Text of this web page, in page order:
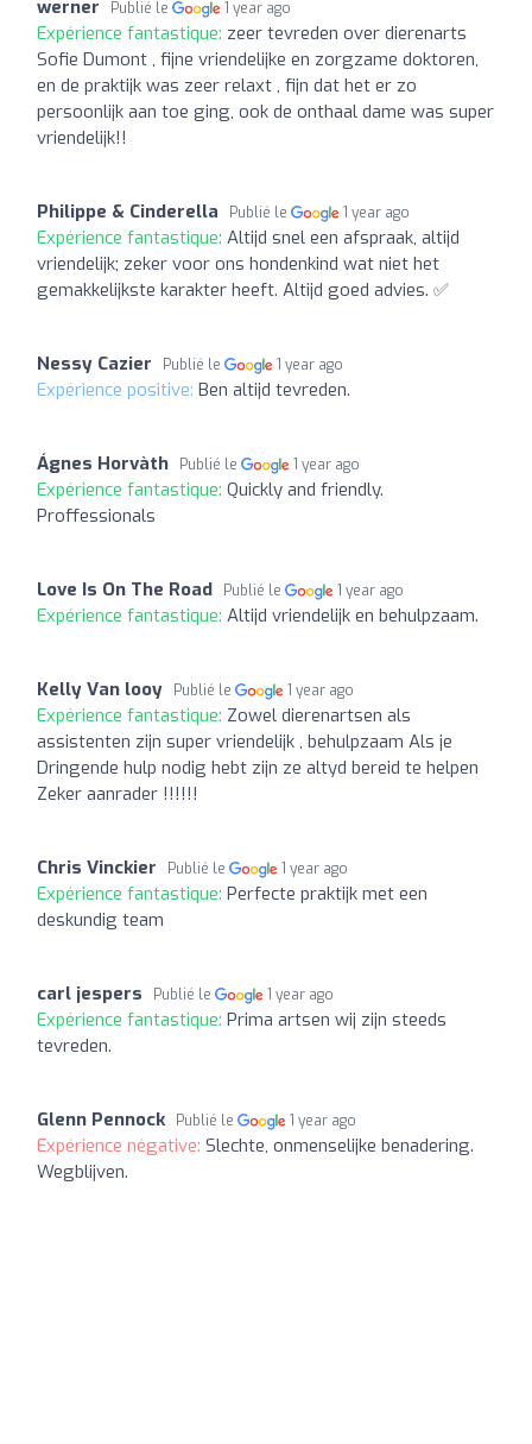
werner Publié le 1 year ago
Expérience fantastique: zeer tevreden over dierenarts
Sofie Dumont , fijne vriendelijke en zorgzame doktoren,
en de praktijk was zeer relaxt , fijn dat het er zo
persoonlijk aan toe ging, ook de onthaal dame was super
vriendelijk!!
Philippe & Cinderella Publié le 1 year ago
Expérience fantastique: Altijd snel een afspraak, altijd
vriendelijk; zeker voor ons hondenkind wat niet het
gemakkelijkste karakter heeft. Altijd goed advies. ✅
Nessy Cazier Publié le 1 year ago
Expérience positive: Ben altijd tevreden.
Ágnes Horvàth Publié le 1 year ago
Expérience fantastique: Quickly and friendly.
Proffessionals
Love Is On The Road Publié le 1 year ago
Expérience fantastique: Altijd vriendelijk en behulpzaam.
Kelly Van looy Publié le 1 year ago
Expérience fantastique: Zowel dierenartsen als
assistenten zijn super vriendelijk , behulpzaam Als je
Dringende hulp nodig hebt zijn ze altyd bereid te helpen
Zeker aanrader !!!!!!
Chris Vinckier Publié le 1 year ago
Expérience fantastique: Perfecte praktijk met een
deskundig team
carl jespers Publié le 1 year ago
Expérience fantastique: Prima artsen wij zijn steeds
tevreden.
Glenn Pennock Publié le 1 year ago
Expérience négative: Slechte, onmenselijke benadering.
Wegblijven.